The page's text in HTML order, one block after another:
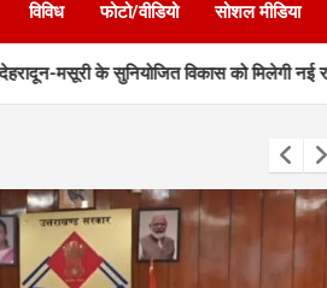
विविध फोटो/वीडियो सोशल मीडिया
विकास को मिलेगी नई रफ्तार, MDDA